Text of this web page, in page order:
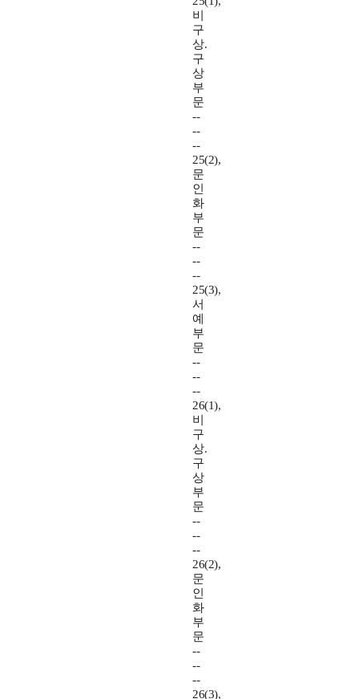
비
구
상.
구
상
부
문
--
--
--
25(2),
문
인
화
부
문
--
--
--
25(3),
서
예
부
문
--
--
--
26(1),
비
구
상.
구
상
부
문
--
--
--
26(2),
문
인
화
부
문
--
--
--
26(3),